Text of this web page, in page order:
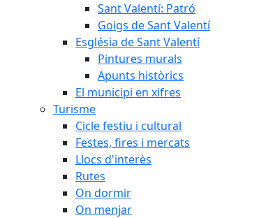
Sant Valentí: Patró
Goigs de Sant Valentí
Església de Sant Valentí
Pintures murals
Apunts històrics
El municipi en xifres
Turisme
Cicle festiu i cultural
Festes, fires i mercats
Llocs d'interès
Rutes
On dormir
On menjar